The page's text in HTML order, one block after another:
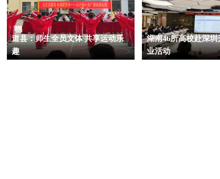
道县：师生全员文体 共享运动乐
趣
湖南46所高校赴深圳
业活动